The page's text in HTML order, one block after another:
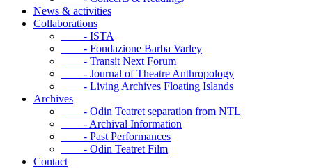
News & activities
Collaborations
- ISTA
- Fondazione Barba Varley
- Transit Next Forum
- Journal of Theatre Anthropology
- Living Archives Floating Islands
Archives
- Odin Teatret separation from NTL
- Archival Information
- Past Performances
- Odin Teatret Film
Contact